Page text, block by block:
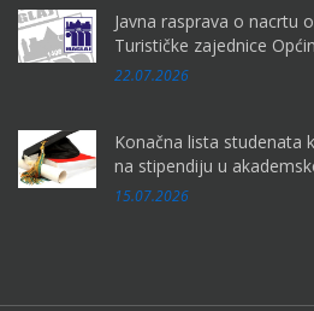
Javna rasprava o nacrtu
Turističke zajednice
22.07.2026
Konačna lista studenata
na stipendiju u
15.07.2026